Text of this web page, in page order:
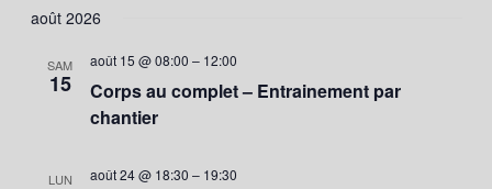
de
une
date.
août 2026
SAM
15
août 15 @ 08:00 – 12:00
Corps au complet – Entrainement par
chantier
LUN août 24 @ 18:30 – 19:30